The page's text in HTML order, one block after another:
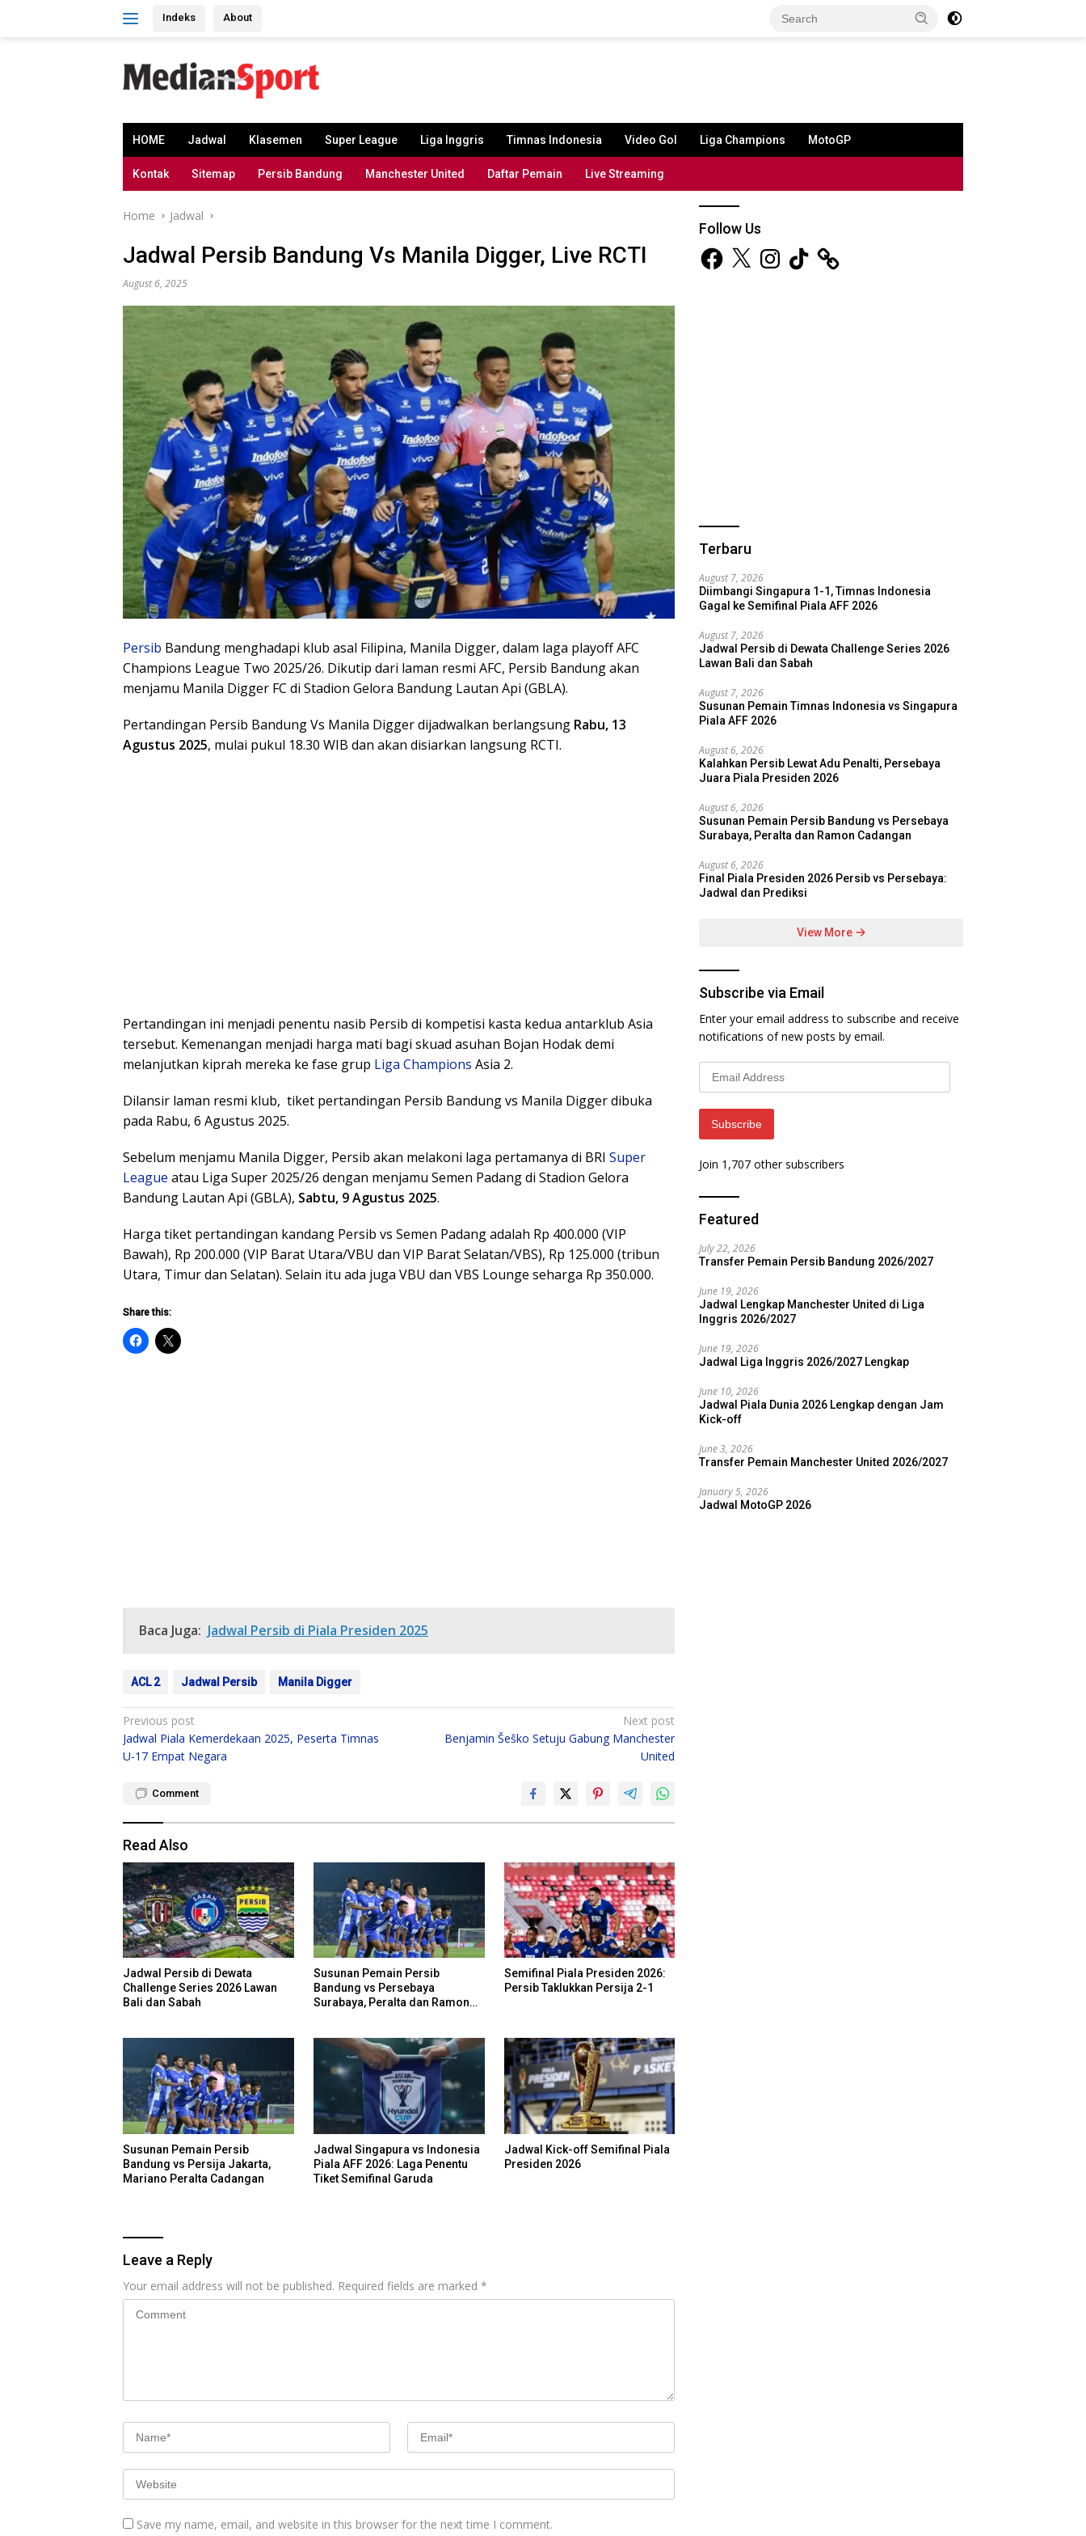
Indeks About
HOME Jadwal Klasemen Super League Liga Inggris Timnas Indonesia Video Gol Liga Champions MotoGP
Kontak Sitemap Persib Bandung Manchester United Daftar Pemain Live Streaming
Home Jadwal
Jadwal Persib Bandung Vs Manila Digger, Live RCTI
August 6, 2025
Persib Bandung menghadapi klub asal Filipina, Manila Digger, dalam laga playoff AFC
Champions League Two 2025/26. Dikutip dari laman resmi AFC, Persib Bandung akan
menjamu Manila Digger FC di Stadion Gelora Bandung Lautan Api (GBLA).
Pertandingan Persib Bandung Vs Manila Digger dijadwalkan berlangsung Rabu, 13
Agustus 2025, mulai pukul 18.30 WIB dan akan disiarkan langsung RCTI.
Pertandingan ini menjadi penentu nasib Persib di kompetisi kasta kedua antarklub Asia
tersebut. Kemenangan menjadi harga mati bagi skuad asuhan Bojan Hodak demi
melanjutkan kiprah mereka ke fase grup Liga Champions Asia 2.
Dilansir laman resmi klub, tiket pertandingan Persib Bandung vs Manila Digger dibuka
pada Rabu, 6 Agustus 2025.
Sebelum menjamu Manila Digger, Persib akan melakoni laga pertamanya di BRI Super
League atau Liga Super 2025/26 dengan menjamu Semen Padang di Stadion Gelora
Bandung Lautan Api (GBLA), Sabtu, 9 Agustus 2025.
Harga tiket pertandingan kandang Persib vs Semen Padang adalah Rp 400.000 (VIP
Bawah), Rp 200.000 (VIP Barat Utara/VBU dan VIP Barat Selatan/VBS), Rp 125.000 (tribun
Utara, Timur dan Selatan). Selain itu ada juga VBU dan VBS Lounge seharga Rp 350.000.
Share this:
Baca Juga: Jadwal Persib di Piala Presiden 2025
ACL 2 Jadwal Persib Manila Digger
Post
navigation
Previous post
Jadwal Piala Kemerdekaan 2025, Peserta Timnas
U-17 Empat Negara
Next post
Benjamin Šeško Setuju Gabung Manchester
United
Comment
Read Also
Jadwal Persib di Dewata
Challenge Series 2026 Lawan
Bali dan Sabah
Susunan Pemain Persib
Bandung vs Persebaya
Surabaya, Peralta dan Ramon
Semifinal Piala Presiden 2026:
Persib Taklukkan Persija 2-1
Susunan Pemain Persib
Bandung vs Persija Jakarta,
Mariano Peralta Cadangan
Jadwal Singapura vs Indonesia
Piala AFF 2026: Laga Penentu
Tiket Semifinal Garuda
Jadwal Kick-off Semifinal Piala
Presiden 2026
Leave a Reply
Your email address will not be published. Required fields are marked *
Save my name, email, and website in this browser for the next time I comment.
Follow Us
Facebook
X InstagramTikTok
Terbaru
August 7, 2026
Diimbangi Singapura 1-1, Timnas Indonesia
Gagal ke Semifinal Piala AFF 2026
August 7, 2026
Jadwal Persib di Dewata Challenge Series 2026
Lawan Bali dan Sabah
August 7, 2026
Susunan Pemain Timnas Indonesia vs Singapura
Piala AFF 2026
August 6, 2026
Kalahkan Persib Lewat Adu Penalti, Persebaya
Juara Piala Presiden 2026
August 6, 2026
Susunan Pemain Persib Bandung vs Persebaya
Surabaya, Peralta dan Ramon Cadangan
August 6, 2026
Final Piala Presiden 2026 Persib vs Persebaya:
Jadwal dan Prediksi
View More
Subscribe via Email
Enter your email address to subscribe and receive
notifications of new posts by email.
Email
Address
Subscribe
Join 1,707 other subscribers
Featured
July 22, 2026
Transfer Pemain Persib Bandung 2026/2027
June 19, 2026
Jadwal Lengkap Manchester United di Liga
Inggris 2026/2027
June 19, 2026
Jadwal Liga Inggris 2026/2027 Lengkap
June 10, 2026
Jadwal Piala Dunia 2026 Lengkap dengan Jam
Kick-off
June 3, 2026
Transfer Pemain Manchester United 2026/2027
January 5, 2026
Jadwal MotoGP 2026